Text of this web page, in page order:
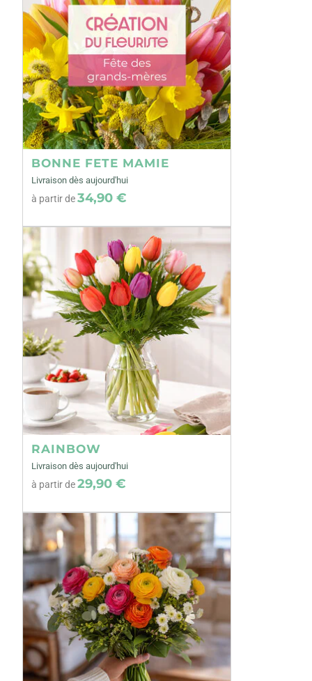
BONNE FETE MAMIE
Livraison dès aujourd'hui
à partir de34,90 €
RAINBOW
Livraison dès aujourd'hui
à partir de29,90 €